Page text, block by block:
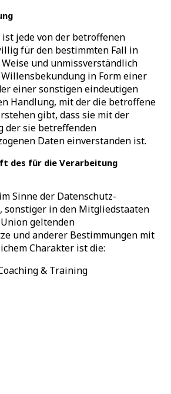
jede von der betroffenen
für den bestimmten Fall in
und unmissverständlich
in Form einer
einer sonstigen eindeutigen
Handlung, mit der die betroffene
gibt, dass sie mit der
der sie betreffenden
Daten einverstanden ist.
des für die Verarbeitung
Sinne der Datenschutz-
sonstiger in den Mitgliedstaaten
geltenden
und anderer Bestimmungen mit
Charakter ist die:
& Training